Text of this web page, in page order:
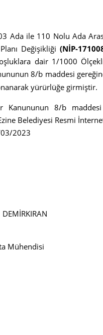
110 Nolu Ada
Değişikliği (NİP-
dair 1/1000
8/b maddesi
yürürlüğe girmiştir.
Kanununun 8/b
Belediyesi Resmi
03/2023